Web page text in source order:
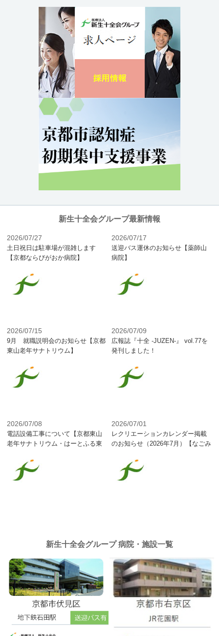
新生十全会グループ最新情報
2026/07/27
土日祝日は駐車場が混雑します
【京都ならびがおか病院】
2026/07/17
送迎バス運休のお知らせ【薬師山
病院】
2026/07/15
9月 就職説明会のお知らせ【京都
東山老年サナトリウム】
2026/07/09
広報誌『十全 -JUZEN-』 vol.77を
発刊しました！
2026/07/08
電話設備工事について【京都東山
老年サナトリウム・はーとふる東
2026/07/01
レクリエーションカレンダー掲載
のお知らせ（2026年7月）【なごみ
新生十全会グループ 病院・施設一覧